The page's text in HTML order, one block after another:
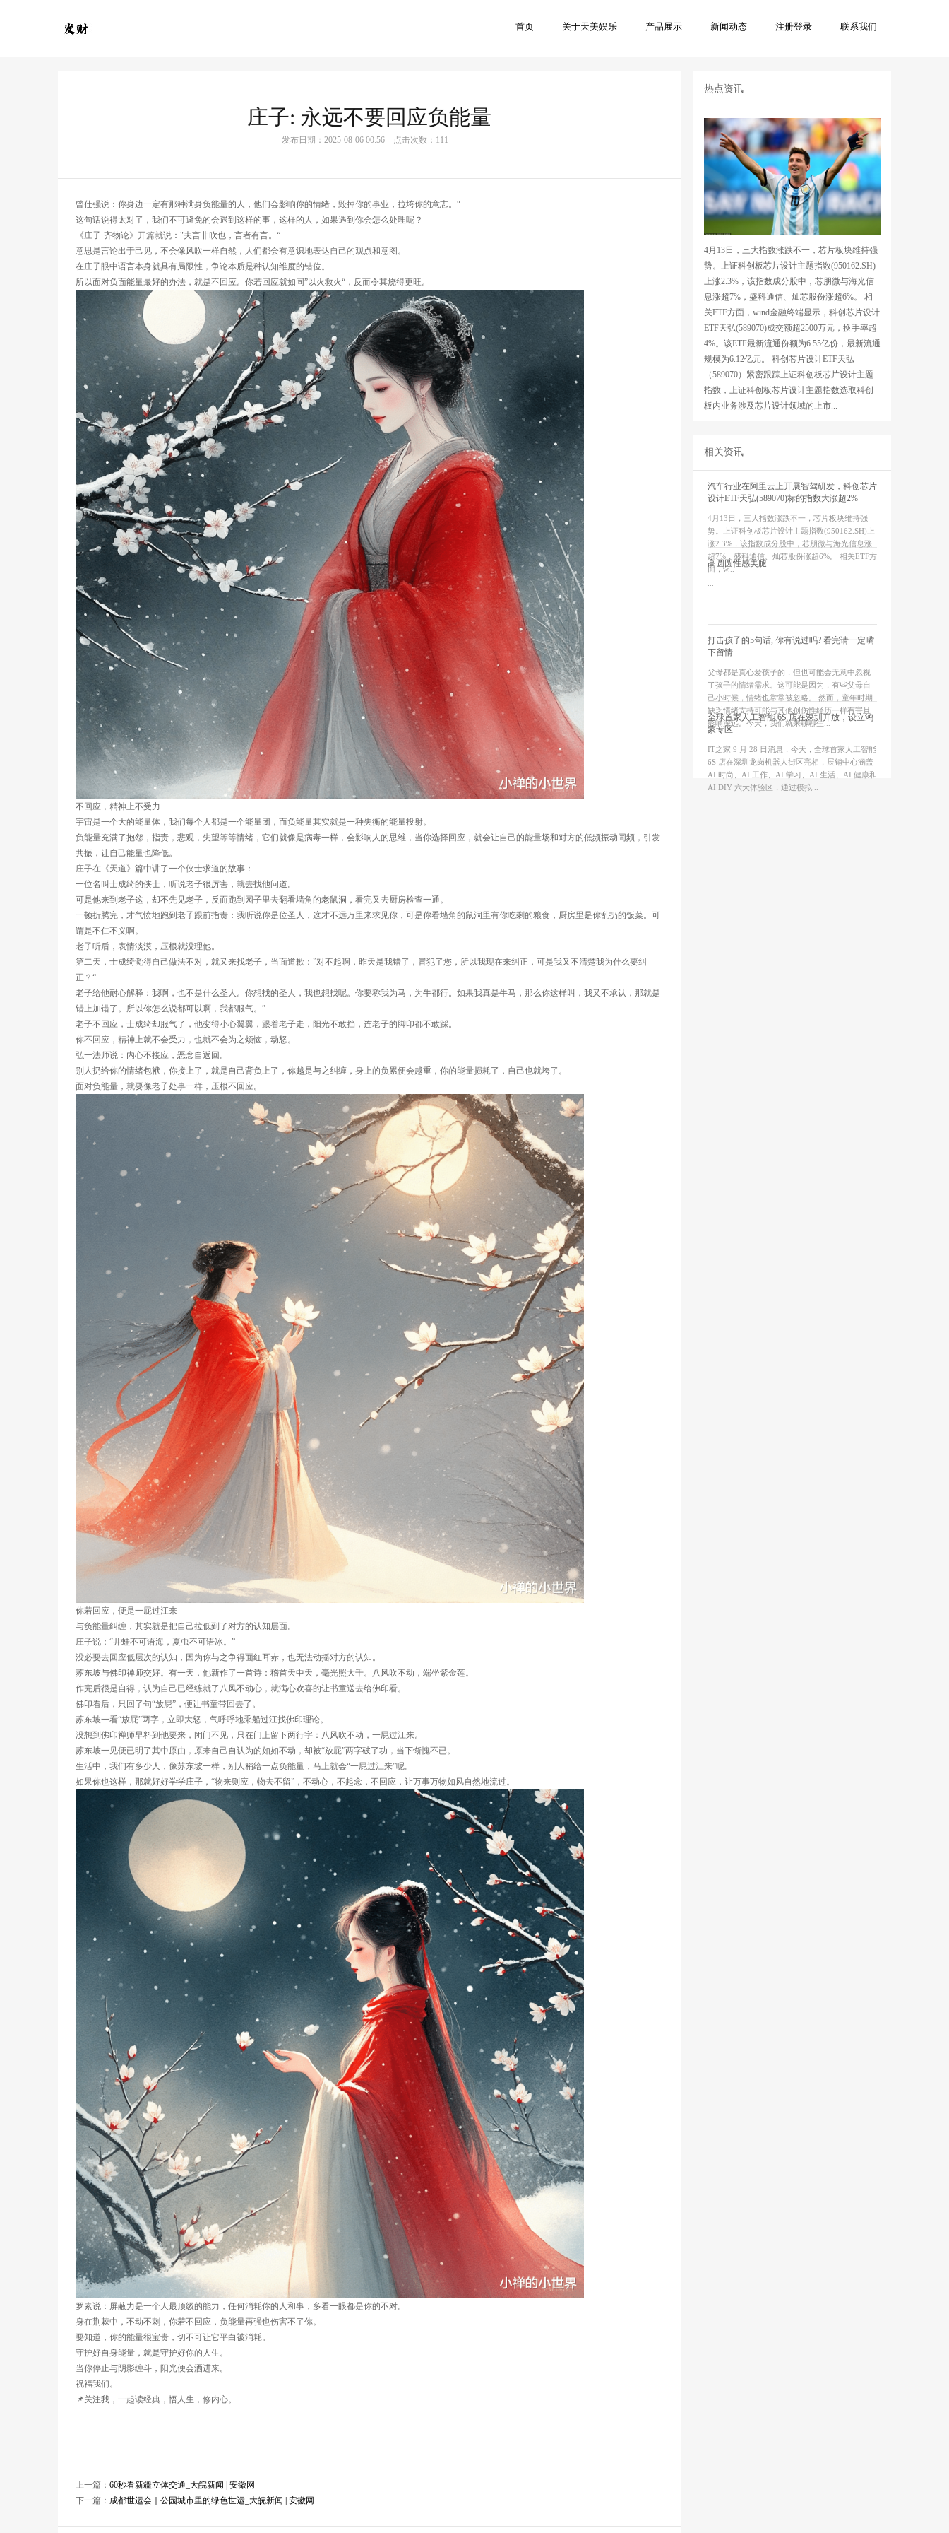
首页 关于天美娱乐 产品展示 新闻动态 注册登录 联系我们
庄子: 永远不要回应负能量
发布日期：2025-08-06 00:56 点击次数：111
曾仕强说：你身边一定有那种满身负能量的人，他们会影响你的情绪，毁掉你的事业，拉垮你的意志。“
这句话说得太对了，我们不可避免的会遇到这样的事，这样的人，如果遇到你会怎么处理呢？
《庄子·齐物论》开篇就说："夫言非吹也，言者有言。“
意思是言论出于己见，不会像风吹一样自然，人们都会有意识地表达自己的观点和意图。
在庄子眼中语言本身就具有局限性，争论本质是种认知维度的错位。
所以面对负面能量最好的办法，就是不回应。你若回应就如同”以火救火“，反而令其烧得更旺。
不回应，精神上不受力
宇宙是一个大的能量体，我们每个人都是一个能量团，而负能量其实就是一种失衡的能量投射。
负能量充满了抱怨，指责，悲观，失望等等情绪，它们就像是病毒一样，会影响人的思维，当你选择回应，就会让自己的能量场和对方的低频振动同频，引发
共振，让自己能量也降低。
庄子在《天道》篇中讲了一个侠士求道的故事：
一位名叫士成绮的侠士，听说老子很厉害，就去找他问道。
可是他来到老子这，却不先见老子，反而跑到园子里去翻看墙角的老鼠洞，看完又去厨房检查一通。
一顿折腾完，才气愤地跑到老子跟前指责：我听说你是位圣人，这才不远万里来求见你，可是你看墙角的鼠洞里有你吃剩的粮食，厨房里是你乱扔的饭菜。可
谓是不仁不义啊。
老子听后，表情淡漠，压根就没理他。
第二天，士成绮觉得自己做法不对，就又来找老子，当面道歉：”对不起啊，昨天是我错了，冒犯了您，所以我现在来纠正，可是我又不清楚我为什么要纠
正？“
老子给他耐心解释：我啊，也不是什么圣人。你想找的圣人，我也想找呢。你要称我为马，为牛都行。如果我真是牛马，那么你这样叫，我又不承认，那就是
错上加错了。所以你怎么说都可以啊，我都服气。”
老子不回应，士成绮却服气了，他变得小心翼翼，跟着老子走，阳光不敢挡，连老子的脚印都不敢踩。
你不回应，精神上就不会受力，也就不会为之烦恼，动怒。
弘一法师说：内心不接应，恶念自返回。
别人扔给你的情绪包袱，你接上了，就是自己背负上了，你越是与之纠缠，身上的负累便会越重，你的能量损耗了，自己也就垮了。
面对负能量，就要像老子处事一样，压根不回应。
你若回应，便是一屁过江来
与负能量纠缠，其实就是把自己拉低到了对方的认知层面。
庄子说：“井蛙不可语海，夏虫不可语冰。”
没必要去回应低层次的认知，因为你与之争得面红耳赤，也无法动摇对方的认知。
苏东坡与佛印禅师交好。有一天，他新作了一首诗：稽首天中天，毫光照大千。八风吹不动，端坐紫金莲。
作完后很是自得，认为自己已经练就了八风不动心，就满心欢喜的让书童送去给佛印看。
佛印看后，只回了句“放屁”，便让书童带回去了。
苏东坡一看“放屁”两字，立即大怒，气呼呼地乘船过江找佛印理论。
没想到佛印禅师早料到他要来，闭门不见，只在门上留下两行字：八风吹不动，一屁过江来。
苏东坡一见便已明了其中原由，原来自己自认为的如如不动，却被“放屁”两字破了功，当下惭愧不已。
生活中，我们有多少人，像苏东坡一样，别人稍给一点负能量，马上就会“一屁过江来”呢。
如果你也这样，那就好好学学庄子，“物来则应，物去不留”，不动心，不起念，不回应，让万事万物如风自然地流过。
罗素说：屏蔽力是一个人最顶级的能力，任何消耗你的人和事，多看一眼都是你的不对。
身在荆棘中，不动不刺，你若不回应，负能量再强也伤害不了你。
要知道，你的能量很宝贵，切不可让它平白被消耗。
守护好自身能量，就是守护好你的人生。
当你停止与阴影缠斗，阳光便会洒进来。
祝福我们。
📌关注我，一起读经典，悟人生，修内心。
上一篇： 60秒看新疆立体交通_大皖新闻 | 安徽网
下一篇： 成都世运会｜公园城市里的绿色世运_大皖新闻 | 安徽网
热点资讯
4月13日，三大指数涨跌不一，芯片板块维持强
势。上证科创板芯片设计主题指数(950162.SH)
上涨2.3%，该指数成分股中，芯朋微与海光信
息涨超7%，盛科通信、灿芯股份涨超6%。 相
关ETF方面，wind金融终端显示，科创芯片设计
ETF天弘(589070)成交额超2500万元，换手率超
4%。该ETF最新流通份额为6.55亿份，最新流通
规模为6.12亿元。 科创芯片设计ETF天弘
（589070）紧密跟踪上证科创板芯片设计主题
指数，上证科创板芯片设计主题指数选取科创
板内业务涉及芯片设计领域的上市...
相关资讯
汽车行业在阿里云上开展智驾研发，科创芯片
设计ETF天弘(589070)标的指数大涨超2%
4月13日，三大指数涨跌不一，芯片板块维持强
势。上证科创板芯片设计主题指数(950162.SH)上
涨2.3%，该指数成分股中，芯朋微与海光信息涨
超7%，盛科通信、灿芯股份涨超6%。 相关ETF方
面，w...
高圆圆性感美腿
打击孩子的5句话, 你有说过吗? 看完请一定嘴
下留情
父母都是真心爱孩子的，但也可能会无意中忽视
了孩子的情绪需求。这可能是因为，有些父母自
己小时候，情绪也常常被忽略。 然而，童年时期
缺乏情绪支持可能与其他创伤性经历一样有害且
影响深远。今天，我们就来聊聊生...
全球首家人工智能 6S 店在深圳开放，设立鸿
蒙专区
IT之家 9 月 28 日消息，今天，全球首家人工智能
6S 店在深圳龙岗机器人街区亮相，展销中心涵盖
AI 时尚、AI 工作、AI 学习、AI 生活、AI 健康和
AI DIY 六大体验区，通过模拟...